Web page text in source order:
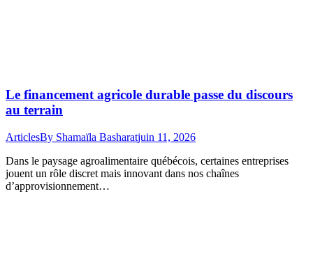
Le financement agricole durable passe du discours
au terrain
ArticlesBy Shamaïla Basharatjuin 11, 2026
Dans le paysage agroalimentaire québécois, certaines entreprises
jouent un rôle discret mais innovant dans nos chaînes
d’approvisionnement…